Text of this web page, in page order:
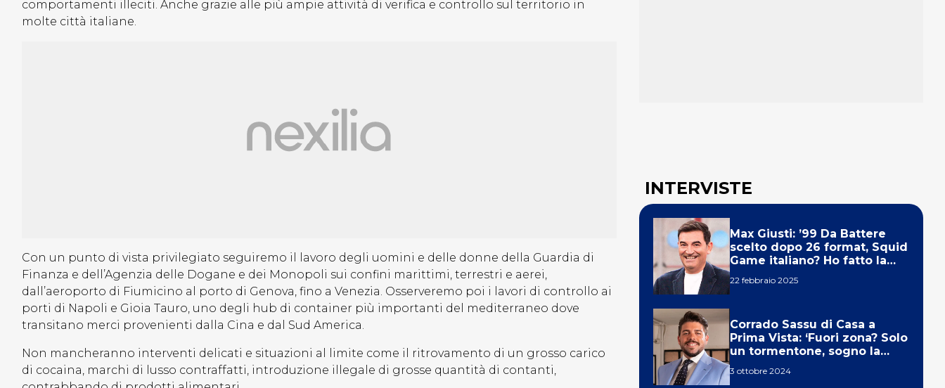
comportamenti illeciti. Anche grazie alle più ampie attività di verifica e controllo sul territorio in
molte città italiane.
Con un punto di vista privilegiato seguiremo il lavoro degli uomini e delle donne della Guardia di
Finanza e dell’Agenzia delle Dogane e dei Monopoli sui confini marittimi, terrestri e aerei,
dall’aeroporto di Fiumicino al porto di Genova, fino a Venezia. Osserveremo poi i lavori di controllo ai
porti di Napoli e Gioia Tauro, uno degli hub di container più importanti del mediterraneo dove
transitano merci provenienti dalla Cina e dal Sud America.
Non mancheranno interventi delicati e situazioni al limite come il ritrovamento di un grosso carico
di cocaina, marchi di lusso contraffatti, introduzione illegale di grosse quantità di contanti,
INTERVISTE
Max Giusti: ’99 Da Battere
scelto dopo 26 format, Squid
Game italiano? Ho fatto la
22 febbraio 2025
Corrado Sassu di Casa a
Prima Vista: ‘Fuori zona? Solo
un tormentone, sogno la
3 ottobre 2024